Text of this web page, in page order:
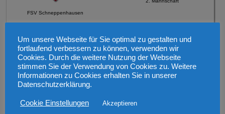
FSV Schneppenhausen
Mittwoch, den 12.08.2026 19:30 Uhr Verbandspokal
Um unsere Webseite für Sie optimal zu gestalten und
fortlaufend verbessern zu können, verwenden wir
Cookies. Durch die weitere Nutzung der Webseite
stimmen Sie der Verwendung von Cookies zu. Weitere
Informationen zu Cookies erhalten Sie in unserer
Datenschutzerklärung.
Cookie Einstellungen Akzeptieren